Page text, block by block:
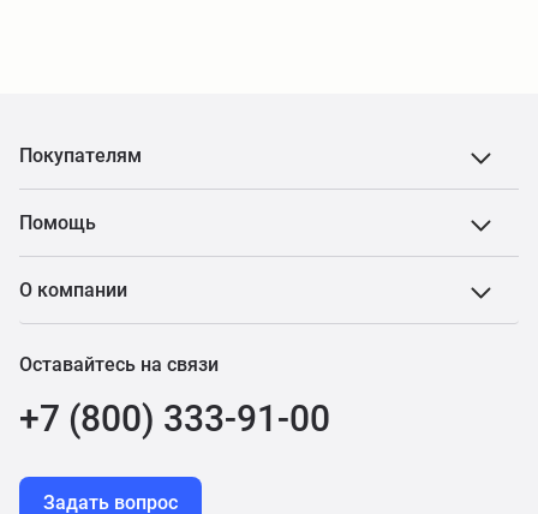
Покупателям
Помощь
О компании
Оставайтесь на связи
+7 (800) 333-91-00
Задать вопрос